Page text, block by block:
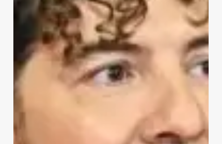
desvela
estas
Navidades